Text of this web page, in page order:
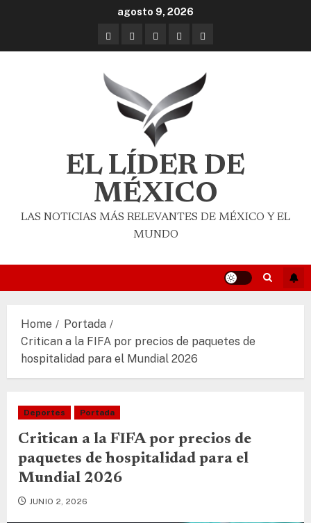
agosto 9, 2026
EL LÍDER DE
MÉXICO
LAS NOTICIAS MÁS RELEVANTES DE MÉXICO Y EL
MUNDO
Home
Portada
Critican a la FIFA por precios de paquetes de
hospitalidad para el Mundial 2026
Deportes Portada
Critican a la FIFA por precios de
paquetes de hospitalidad para el
Mundial 2026
JUNIO 2, 2026